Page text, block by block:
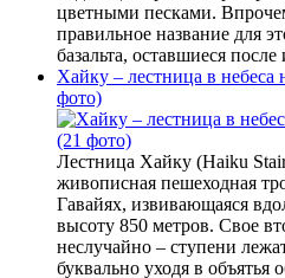
цветными песками.
правильное название для
базальта, оставшиеся
Хайку – лестница в небеса
фото)
Лестница Хайку (Haiku
живописная пешеходная
Гавайях, извивающаяся
высоту 850 метров. Свое
неслучайно – ступени
буквально уходя в объятья